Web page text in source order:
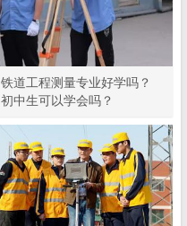
铁道工程测量专业好学吗？
初中生可以学会吗？